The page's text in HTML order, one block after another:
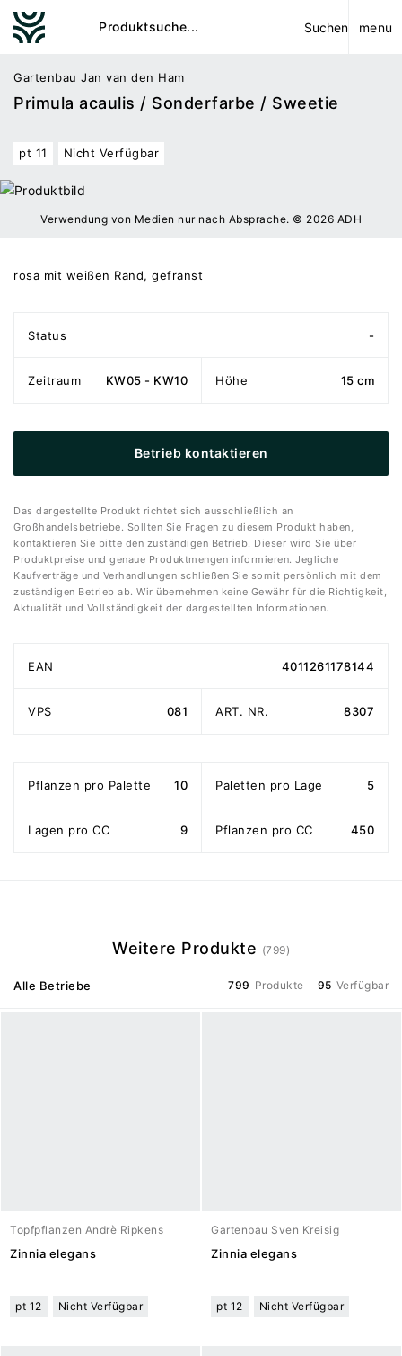
Suchen menu
Gartenbau Jan van den Ham
Primula acaulis / Sonderfarbe / Sweetie
pt 11 Nicht Verfügbar
Verwendung von Medien nur nach Absprache. © 2026 ADH
rosa mit weißen Rand, gefranst
Status -
Zeitraum KW05 - KW10 Höhe 15 cm
Betrieb kontaktieren
Das dargestellte Produkt richtet sich ausschließlich an
Großhandelsbetriebe. Sollten Sie Fragen zu diesem Produkt haben,
kontaktieren Sie bitte den zuständigen Betrieb. Dieser wird Sie über
Produktpreise und genaue Produktmengen informieren. Jegliche
Kaufverträge und Verhandlungen schließen Sie somit persönlich mit dem
zuständigen Betrieb ab. Wir übernehmen keine Gewähr für die Richtigkeit,
Aktualität und Vollständigkeit der dargestellten Informationen.
EAN 4011261178144
VPS 081 ART. NR. 8307
Pflanzen pro Palette 10 Paletten pro Lage 5
Lagen pro CC 9 Pflanzen pro CC 450
Weitere Produkte (799)
Alle Betriebe 799 Produkte 95 Verfügbar
Topfpflanzen Andrè Ripkens
Zinnia elegans
pt 12 Nicht Verfügbar
Gartenbau Sven Kreisig
Zinnia elegans
pt 12 Nicht Verfügbar